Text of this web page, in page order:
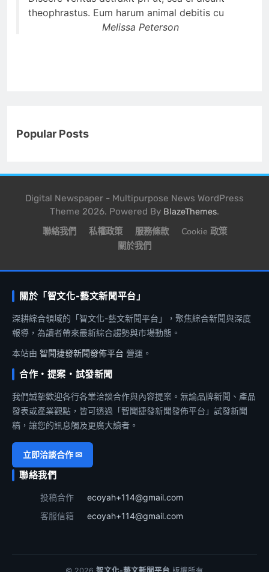
theophrastus. Eum harum animal debitis cu
Melissa Peterson
Popular Posts
Digital Newspaper - Multipurpose News WordPress
Theme 2026. Powered By BlazeThemes.
聯絡我們 私權政策 服務條款
Cookie 政策
關於我們
關於「智文化-藝文新聞平台」
深耕綜合領域的「智文化-藝文新聞平台」，聚焦綜合新聞與深度
報導，為讀者帶來最新綜合趨勢與市場動態。
本站由 智聞捷發新聞發佈平台 營運。
合作・提案・試發新聞
我們誠摯歡迎各行各業洽談合作與內容提案。無論品牌新聞、產品
發表或產業觀點，皆可透過「智聞捷發新聞發佈平台」試發新聞
稿，讓您的訊息觸及更廣大讀者。
立即洽談合作 ✉
聯絡我們
投稿合作
ecoyah+114@gmail.com
客服信箱
ecoyah+114@gmail.com